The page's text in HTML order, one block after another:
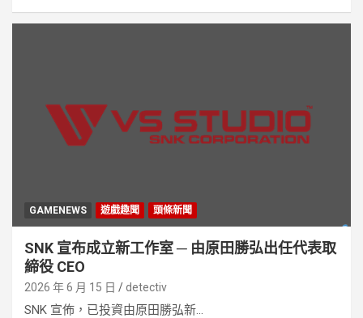
GAMENEWS 遊戲趣聞 頭條新聞
SNK 宣布成立新工作室 ─ 由原田勝弘出任代表取
締役 CEO
2026 年 6 月 15 日 detectiv
SNK 宣佈，已投資由原田勝弘新...